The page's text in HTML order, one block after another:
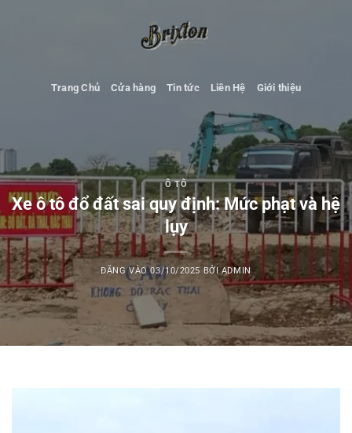
Trang Chủ Cửa hàng Tin tức Liên Hệ Giới thiệu
Ô TÔ
Xe ô tô đổ đất sai quy định: Mức phạt và hệ
lụy
ĐĂNG VÀO03/10/2025 BỞIADMIN